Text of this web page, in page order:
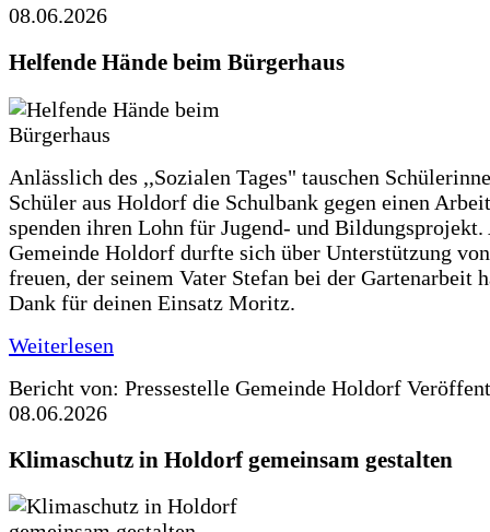
08.06.2026
Helfende Hände beim Bürgerhaus
Anlässlich des ,,Sozialen Tages" tauschen
Schüler aus Holdorf die Schulbank gegen einen
spenden ihren Lohn für Jugend- und Bildungsprojekt.
Gemeinde Holdorf durfte sich über Unterstützung
freuen, der seinem Vater Stefan bei der Gartenarbeit
Dank für deinen Einsatz Moritz.
Weiterlesen
Bericht von: Pressestelle Gemeinde Holdorf
08.06.2026
Klimaschutz in Holdorf gemeinsam gestalten